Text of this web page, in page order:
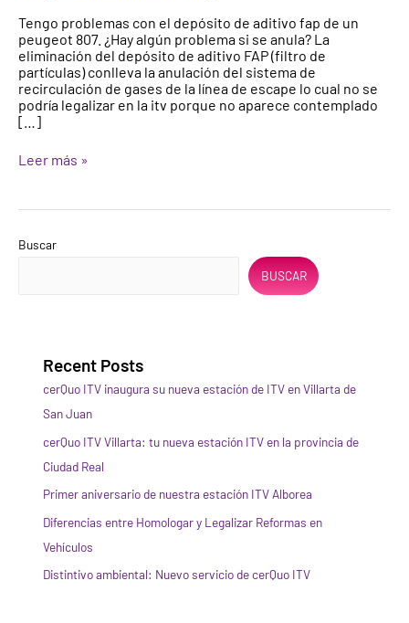
Tengo problemas con el depósito de aditivo fap de un
peugeot 807. ¿Hay algún problema si se anula? La
eliminación del depósito de aditivo FAP (filtro de
partículas) conlleva la anulación del sistema de
recirculación de gases de la línea de escape lo cual no se
podría legalizar en la itv porque no aparece contemplado
[…]
fap
(filtro
de
partículas)
Leer más »
Buscar
BUSCAR
Recent Posts
cerQuo ITV inaugura su nueva estación de ITV en Villarta de
San Juan
cerQuo ITV Villarta: tu nueva estación ITV en la provincia de
Ciudad Real
Primer aniversario de nuestra estación ITV Alborea
Diferencias entre Homologar y Legalizar Reformas en
Vehículos
Distintivo ambiental: Nuevo servicio de cerQuo ITV